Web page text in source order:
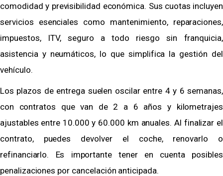
comodidad y previsibilidad económica. Sus cuotas incluyen
servicios esenciales como mantenimiento, reparaciones,
impuestos, ITV, seguro a todo riesgo sin franquicia,
asistencia y neumáticos, lo que simplifica la gestión del
vehículo.
Los plazos de entrega suelen oscilar entre 4 y 6 semanas,
con contratos que van de 2 a 6 años y kilometrajes
ajustables entre 10.000 y 60.000 km anuales. Al finalizar el
contrato, puedes devolver el coche, renovarlo o
refinanciarlo. Es importante tener en cuenta posibles
penalizaciones por cancelación anticipada.